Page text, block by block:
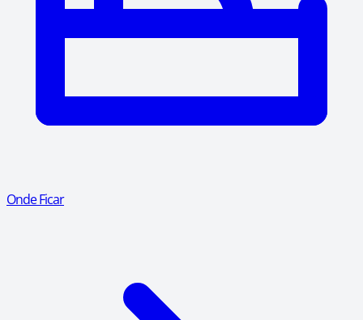
Onde Ficar